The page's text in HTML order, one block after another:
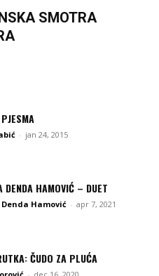
SMOTRA
- jan 24, 2015
DENDA HAMOVIĆ – DUET
Hamović - apr 7, 2021
ČUDO ZA PLUĆA